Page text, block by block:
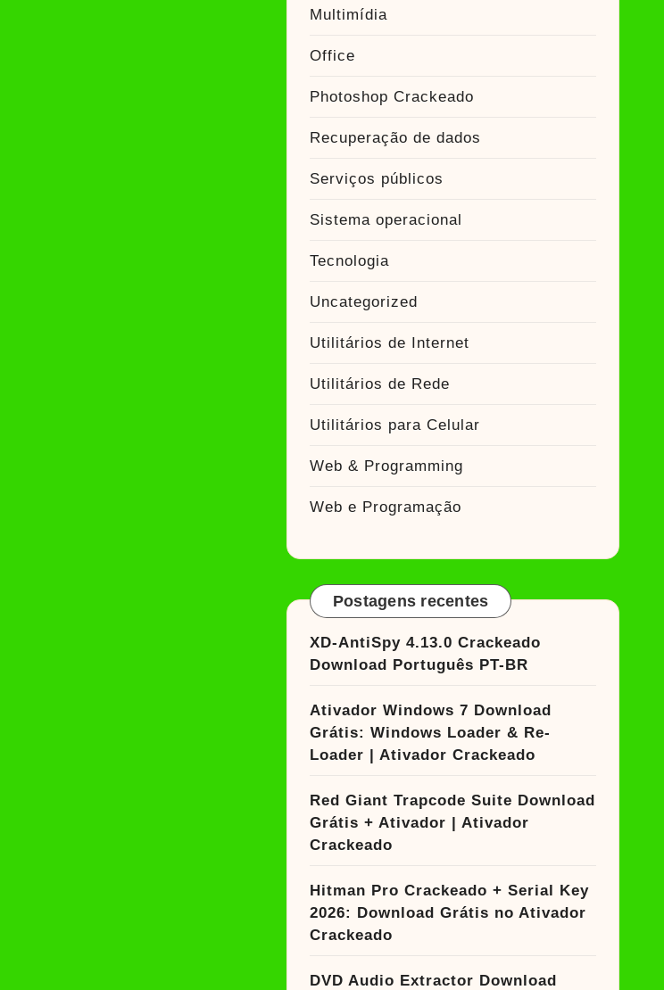
Multimídia
Office
Photoshop Crackeado
Recuperação de dados
Serviços públicos
Sistema operacional
Tecnologia
Uncategorized
Utilitários de Internet
Utilitários de Rede
Utilitários para Celular
Web & Programming
Web e Programação
Postagens recentes
XD-AntiSpy 4.13.0 Crackeado
Download Português PT-BR
Ativador Windows 7 Download
Grátis: Windows Loader & Re-
Loader | Ativador Crackeado
Red Giant Trapcode Suite Download
Grátis + Ativador | Ativador
Crackeado
Hitman Pro Crackeado + Serial Key
2026: Download Grátis no Ativador
Crackeado
DVD Audio Extractor Download